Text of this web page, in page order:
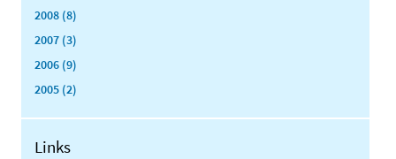
2008 (8)
2007 (3)
2006 (9)
2005 (2)
Links